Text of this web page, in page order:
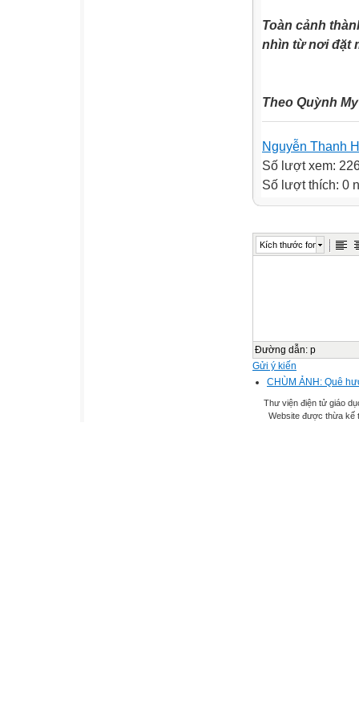
Toàn cảnh
nhìn từ nơi đặt
Theo Quỳnh My
Nguyễn Thanh
Số lượt xem:
Số lượt thích: 0
Kích thước font
Đường dẫn: p
Gửi ý kiến
CHÙM ẢNH: Quê
Thư viện điện tử giáo
Website được thừa kế